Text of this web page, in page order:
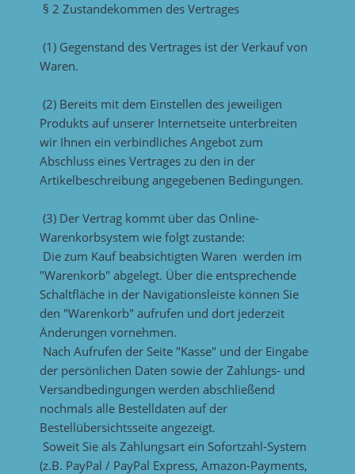
§ 2 Zustandekommen des Vertrages
(1) Gegenstand des Vertrages ist der Verkauf von
Waren.
(2) Bereits mit dem Einstellen des jeweiligen
Produkts auf unserer Internetseite unterbreiten
wir Ihnen ein verbindliches Angebot zum
Abschluss eines Vertrages zu den in der
Artikelbeschreibung angegebenen Bedingungen.
(3) Der Vertrag kommt über das Online-
Warenkorbsystem wie folgt zustande:
Die zum Kauf beabsichtigten Waren werden im
"Warenkorb" abgelegt. Über die entsprechende
Schaltfläche in der Navigationsleiste können Sie
den "Warenkorb" aufrufen und dort jederzeit
Änderungen vornehmen.
Nach Aufrufen der Seite "Kasse" und der Eingabe
der persönlichen Daten sowie der Zahlungs- und
Versandbedingungen werden abschließend
nochmals alle Bestelldaten auf der
Bestellübersichtsseite angezeigt.
Soweit Sie als Zahlungsart ein Sofortzahl-System
(z.B. PayPal / PayPal Express, Amazon-Payments,